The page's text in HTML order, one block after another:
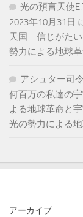
光の預言天使
2023年10月31日
天国 信じがたい
勢力による地球
アシュター司
何百万の私達の
よる地球革命と
光の勢力による
アーカイブ